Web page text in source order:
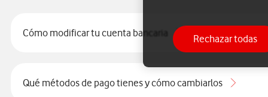
Cómo modificar tu cuenta bancaria
Qué métodos de pago tienes y cómo cambiarlos
Rechazar todas